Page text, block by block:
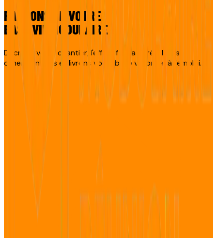
PARLONS DE VOTRE
BASE VIE MODULAIRE
Décrivez votre chantier, l'effectif et la durée. Nous
dimensionnons et livrons votre base vie prête à l’emploi.